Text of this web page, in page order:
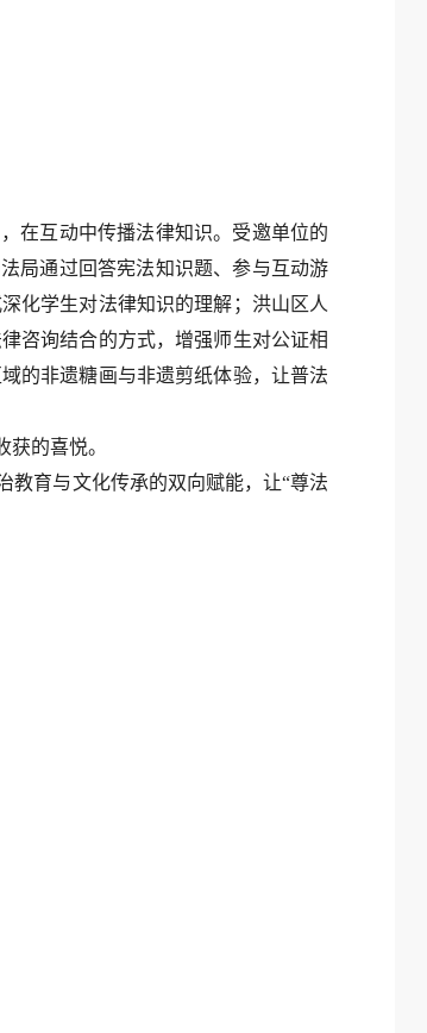
在互动中传播法律知识。受邀单位的
局通过回答宪法知识题、参与互动游
化学生对法律知识的理解；洪山区人
咨询结合的方式，增强师生对公证相
的非遗糖画与非遗剪纸体验，让普法
的喜悦。
教育与文化传承的双向赋能，让“尊法